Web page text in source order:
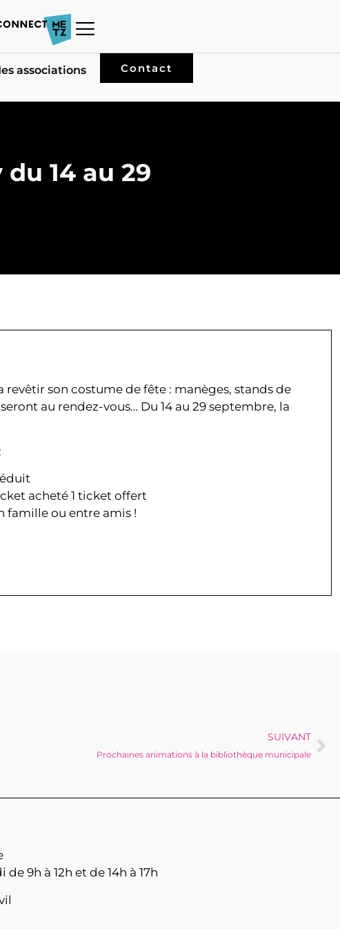
associations Contact
14 au 29
son costume de fête : manèges, stands de
au rendez-vous… Du 14 au 29 septembre, la
acheté 1 ticket offert
famille ou entre amis !
SUIVANT
Prochaines animations à la bibliothèque municipale
9h à 12h et de 14h à 17h